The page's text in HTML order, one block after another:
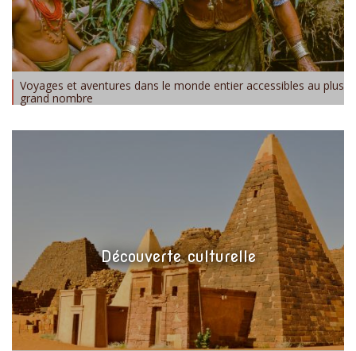
Voyages et aventures dans le monde entier accessibles au plus
grand nombre
Découverte culturelle